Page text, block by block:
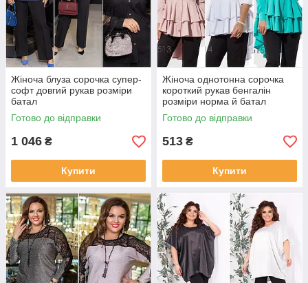
Жіноча блуза сорочка супер-
софт довгий рукав розміри
батал
Готово до відправки
1 046 ₴
Купити
Жіноча однотонна сорочка
короткий рукав бенгалін
розміри норма й батал
Готово до відправки
513 ₴
Купити